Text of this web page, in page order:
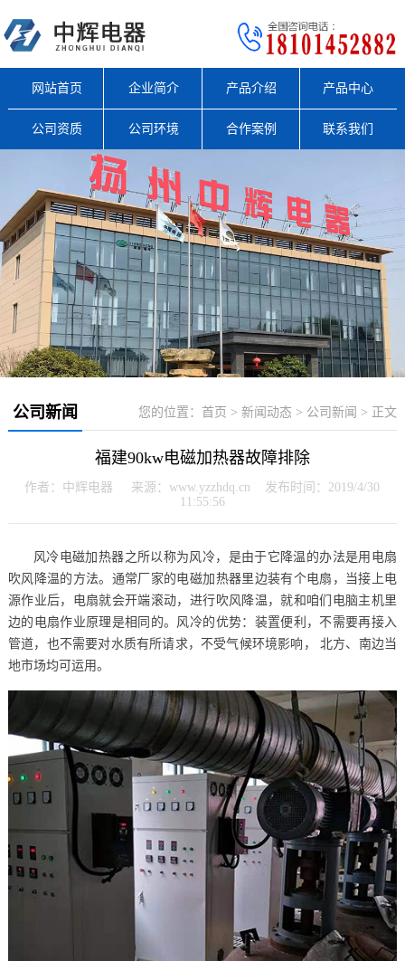
网站首页 企业简介 产品介绍 产品中心
公司资质 公司环境 合作案例 联系我们
您的位置： 首页 >新闻动态 > 公司新闻 > 正文
公司新闻
福建90kw电磁加热器故障排除
作者：中辉电器 来源：www.yzzhdq.cn 发布时间：2019/4/30
11:55:56
风冷电磁加热器之所以称为风冷，是由于它降温的办法是用电扇
吹风降温的方法。通常厂家的电磁加热器里边装有个电扇，当接上电
源作业后，电扇就会开端滚动，进行吹风降温，就和咱们电脑主机里
边的电扇作业原理是相同的。风冷的优势：装置便利，不需要再接入
管道，也不需要对水质有所请求，不受气候环境影响， 北方、南边当
地市场均可运用。